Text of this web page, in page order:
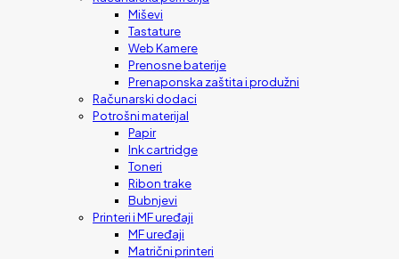
Miševi
Tastature
Web Kamere
Prenosne baterije
Prenaponska zaštita i produžni
Računarski dodaci
Potrošni materijal
Papir
Ink cartridge
Toneri
Ribon trake
Bubnjevi
Printeri i MF uređaji
MF uređaji
Matrični printeri